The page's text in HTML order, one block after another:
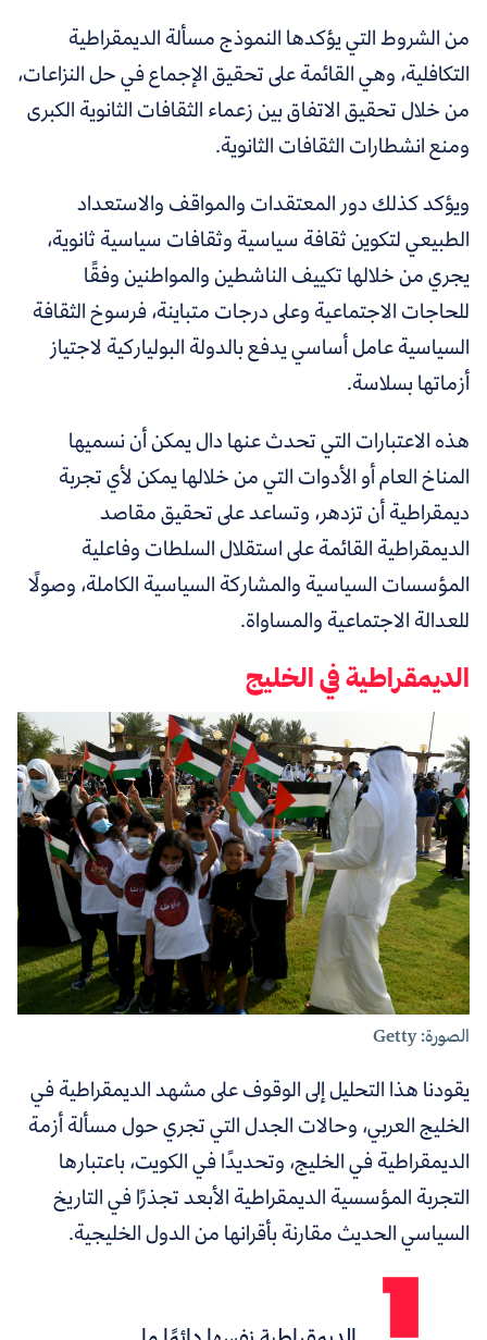
من الشروط التي يؤكدها النموذج مسألة الديمقراطية
التكافلية، وهي القائمة على تحقيق الإجماع في حل النزاعات،
من خلال تحقيق الاتفاق بين زعماء الثقافات الثانوية الكبرى
ومنع انشطارات الثقافات الثانوية.
ويؤكد كذلك دور المعتقدات والمواقف والاستعداد
الطبيعي لتكوين ثقافة سياسية وثقافات سياسية ثانوية،
يجري من خلالها تكييف الناشطين والمواطنين وفقًا
للحاجات الاجتماعية وعلى درجات متباينة، فرسوخ الثقافة
السياسية عامل أساسي يدفع بالدولة البولياركية لاجتياز
أزماتها بسلاسة.
هذه الاعتبارات التي تحدث عنها دال يمكن أن نسميها
المناخ العام أو الأدوات التي من خلالها يمكن لأي تجربة
ديمقراطية أن تزدهر، وتساعد على تحقيق مقاصد
الديمقراطية القائمة على استقلال السلطات وفاعلية
المؤسسات السياسية والمشاركة السياسية الكاملة، وصولًا
للعدالة الاجتماعية والمساواة.
الديمقراطية في الخليج
الصورة: Getty
يقودنا هذا التحليل إلى الوقوف على مشهد الديمقراطية في
الخليج العربي، وحالات الجدل التي تجري حول مسألة أزمة
الديمقراطية في الخليج، وتحديدًا في الكويت، باعتبارها
التجربة المؤسسية الديمقراطية الأبعد تجذرًا في التاريخ
السياسي الحديث مقارنة بأقرانها من الدول الخليجية.